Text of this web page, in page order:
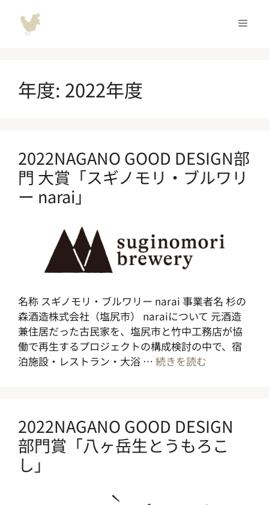
メ
年度: 2022年度
2022NAGANO GOOD DESIGN部
門 大賞「スギノモリ・ブルワリ
ー narai」
名称 スギノモリ・ブルワリー narai 事業者名 杉の
森酒造株式会社（塩尻市） naraiについて 元酒造
兼住居だった古民家を、塩尻市と竹中工務店が協
働で再生するプロジェクトの構成検討の中で、宿
泊施設・レストラン・大浴 … 続きを読む
2022NAGANO GOOD DESIGN
部門賞「八ヶ岳生とうもろこ
し」